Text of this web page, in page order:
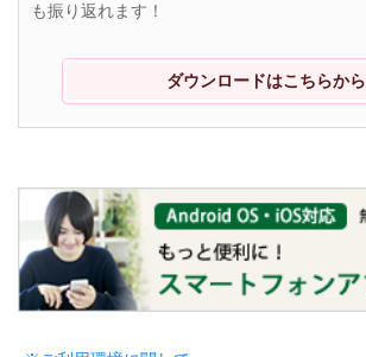
も振り返れます！
ダウンロードはこちらから